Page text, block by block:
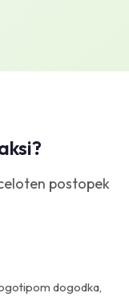
postopek
dogodka,